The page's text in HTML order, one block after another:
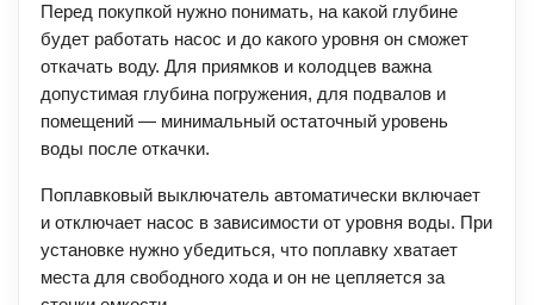
Перед покупкой нужно понимать, на какой глубине
будет работать насос и до какого уровня он сможет
откачать воду. Для приямков и колодцев важна
допустимая глубина погружения, для подвалов и
помещений — минимальный остаточный уровень
воды после откачки.
Поплавковый выключатель автоматически включает
и отключает насос в зависимости от уровня воды. При
установке нужно убедиться, что поплавку хватает
места для свободного хода и он не цепляется за